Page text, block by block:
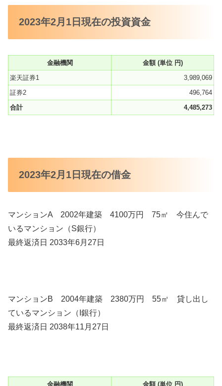
2023年2月1日現在の投資資金
金融機関
金額 (単位 円)
楽天証券1
3,989,069
証券2
496,764
合計
4,485,273
2023年2月1日現在の借金
マンションA 2002年建築 4100万円 75㎡ 今住んで
いるマンション（S銀行）
最終返済日 2033年6月27日
マンションB 2004年建築 2380万円 55㎡ 貸し出し
ているマンション（I銀行）
最終返済日 2038年11月27日
金融機関
金額 (単位 円)